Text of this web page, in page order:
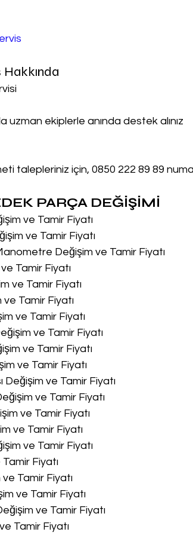
uzman ekiplerle anında destek alınız
talepleriniz için, 0850 222 89 89
PARÇA DEĞİŞİMİ
ve Tamir Fiyatı
ve Tamir Fiyatı
Değişim ve Tamir Fiyatı
Tamir Fiyatı
ve Tamir Fiyatı
Tamir Fiyatı
ve Tamir Fiyatı
ve Tamir Fiyatı
ve Tamir Fiyatı
ve Tamir Fiyatı
ve Tamir Fiyatı
ve Tamir Fiyatı
ve Tamir Fiyatı
ve Tamir Fiyatı
ve Tamir Fiyatı
Fiyatı
Tamir Fiyatı
ve Tamir Fiyatı
ve Tamir Fiyatı
Tamir Fiyatı